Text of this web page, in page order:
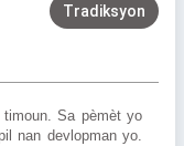
Tradiksyon
Sa pèmèt yo
nan devlopman yo.